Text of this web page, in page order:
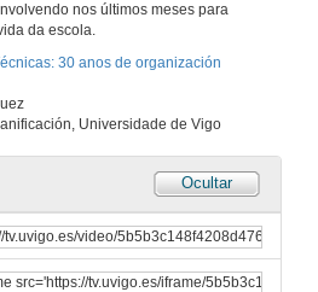
nos últimos meses para
da escola.
30 anos de organización
Universidade de Vigo
Ocultar
de nov. de 2015
de nov. de 2015
Intervención de Concelleiro de Fomento, Concello de Vigo
de nov. de 2015